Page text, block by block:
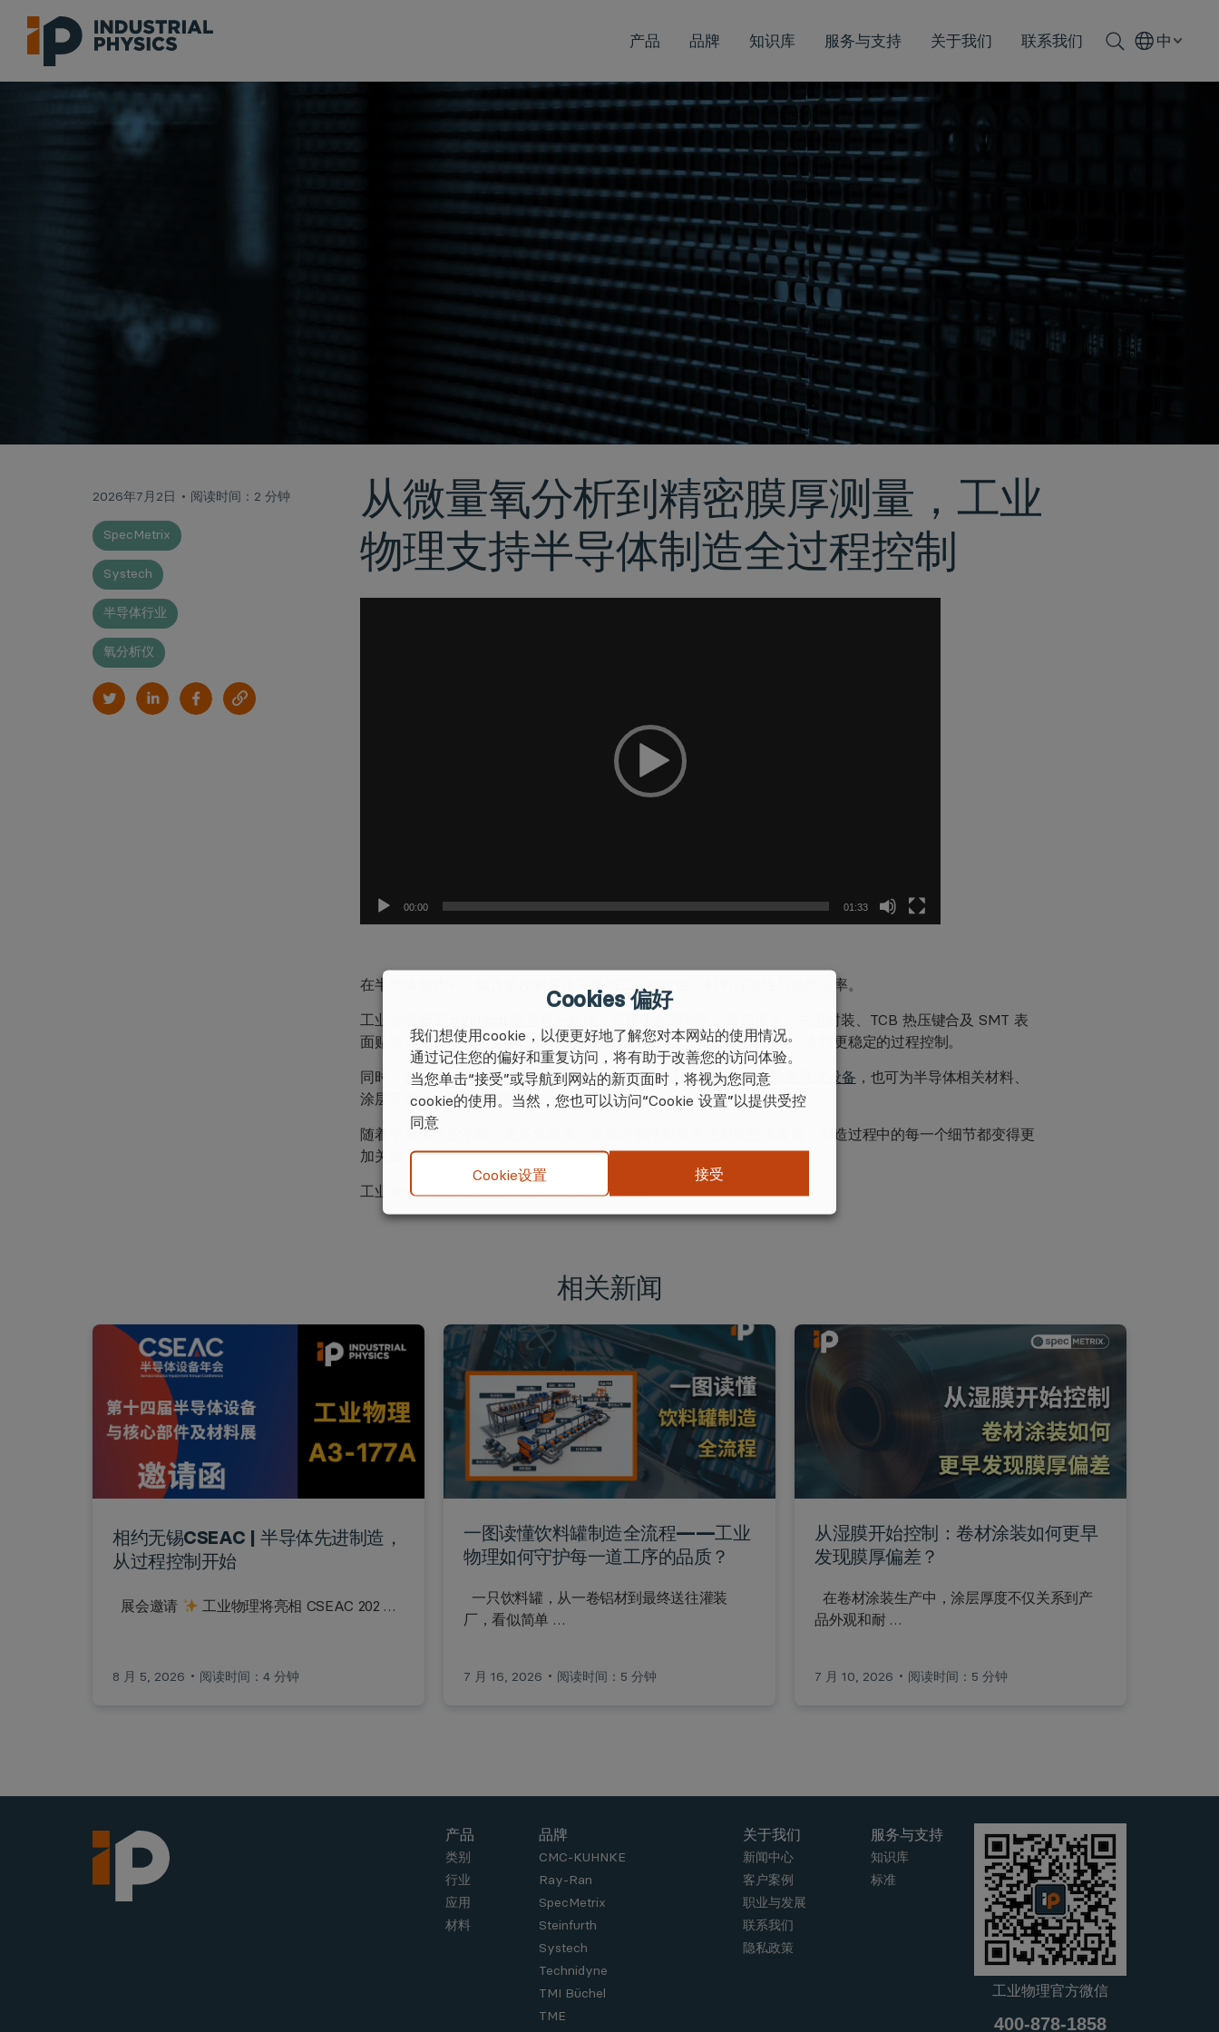
产品 品牌 知识库 服务与支持 关于我们 联系我们 中
2026年7月2日 阅读时间：2 分钟
SpecMetrix
Systech
半导体行业
氧分析仪
从微量氧分析到精密膜厚测量，工业
物理支持半导体制造全过程控制
00:00 01:33
在半导体制造中，氧含量控制直接关系到工艺稳定性、材料可靠性与最终良率。
工业物理旗下
，可用于晶圆制造、真空退火、先进封装、TCB 热压键合及 SMT 表
面贴装等环节，实时监测低氧环境中的氧含量变化，降低氧污染风险，支持更稳定的过程控制。
同时，
SpecMetrix 非接触式涂层测厚技术与TQC Sheen 表面与涂装测试设备 ，也可为半导体相关材料、
涂层及表面性能测试提供支持。
随着半导体产业不断向更高集成度、更高可靠性和更先进封装技术发展，制造过程中的每一个细节都变得更
加关键。
工业物理，以精密测量，赋能半导体卓越制造
相关新闻
相约无锡CSEAC | 半导体先进制造，
从过程控制开始
展会邀请 工业物理将亮相 CSEAC 202 …
8 月 5, 2026 阅读时间：4 分钟
一图读懂饮料罐制造全流程——工业
物理如何守护每一道工序的品质？
一只饮料罐，从一卷铝材到最终送往灌装
厂，看似简单 …
7 月 16, 2026 阅读时间：5 分钟
从湿膜开始控制：卷材涂装如何更早
发现膜厚偏差？
在卷材涂装生产中，涂层厚度不仅关系到产
品外观和耐 …
7 月 10, 2026 阅读时间：5 分钟
产品
类别
行业
应用
材料
品牌
CMC-KUHNKE
Ray-Ran
SpecMetrix
Steinfurth
Systech
Technidyne
TMI Büchel
TME
关于我们
新闻中心
客户案例
职业与发展
联系我们
隐私政策
服务与支持
知识库
标准
工业物理官方微信
400-878-1858
Cookies 偏好
我们想使用cookie，以便更好地了解您对本网站的使用情况。
通过记住您的偏好和重复访问，将有助于改善您的访问体验。
当您单击“接受”或导航到网站的新页面时，将视为您同意
cookie的使用。当然，您也可以访问“Cookie 设置”以提供受控
同意
Cookie设置 接受